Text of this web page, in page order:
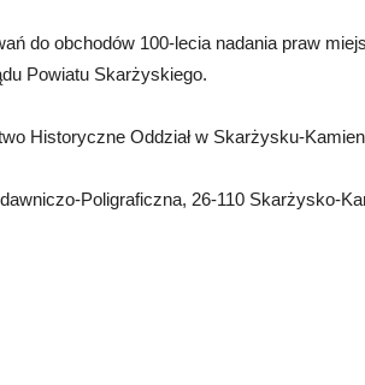
do obchodów 100-lecia nadania praw
Powiatu Skarżyskiego.
Historyczne Oddział w Skarżysku-
Poligraficzna, 26-110 Skarżysko-